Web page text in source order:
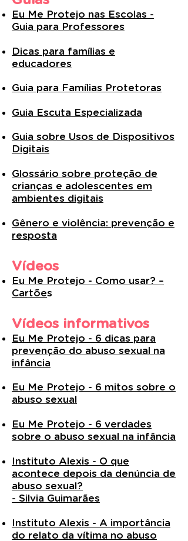
Eu Me Protejo nas Escolas -
Guia para Professores
Dicas para famílias e
educadores
Guia para Famílias Protetoras
Guia Escuta Especializada
Guia sobre Usos de Dispositivos
Digitais
Glossário sobre proteção de
crianças e adolescentes em
ambientes digitais
Gênero e violência: prevenção e
resposta
Vídeos
Eu Me Protejo - Como usar? –
Cartões
Vídeos informativos
Eu Me Protejo - 6 dicas para
prevenção do abuso sexual na
infância
Eu Me Protejo - 6 mitos sobre o
abuso sexual
Eu Me Protejo - 6 verdades
sobre o abuso sexual na infância
Instituto Alexis - O que
acontece depois da denúncia de
abuso sexual?
- Silvia Guimarães
Instituto Alexis - A importância
do relato da vítima no abuso